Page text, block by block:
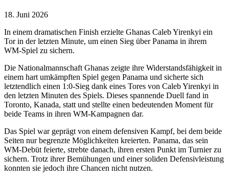
18. Juni 2026
In einem dramatischen Finish erzielte Ghanas Caleb Yirenkyi ein
Tor in der letzten Minute, um einen Sieg über Panama in ihrem
WM-Spiel zu sichern.
Die Nationalmannschaft Ghanas zeigte ihre Widerstandsfähigkeit in
einem hart umkämpften Spiel gegen Panama und sicherte sich
letztendlich einen 1:0-Sieg dank eines Tores von Caleb Yirenkyi in
den letzten Minuten des Spiels. Dieses spannende Duell fand in
Toronto, Kanada, statt und stellte einen bedeutenden Moment für
beide Teams in ihren WM-Kampagnen dar.
Das Spiel war geprägt von einem defensiven Kampf, bei dem beide
Seiten nur begrenzte Möglichkeiten kreierten. Panama, das sein
WM-Debüt feierte, strebte danach, ihren ersten Punkt im Turnier zu
sichern. Trotz ihrer Bemühungen und einer soliden Defensivleistung
konnten sie jedoch ihre Chancen nicht nutzen.